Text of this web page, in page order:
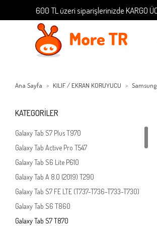
TL üzeri siparişlerinizde KARGO ÜCRETSİZ
Ana Sayfa KILIF / EKRAN KORUYUCU Samsung
KATEGORİLER
Galaxy Tab S7 Plus T970
Galaxy Tab Active Pro T547
Galaxy Tab S6 Lite P610
Galaxy Tab A 8.0 (2019) T290
Galaxy Tab S7 FE LTE (T737-T736-T733-T730)
Galaxy Tab S6 T860
Galaxy Tab S7 T870